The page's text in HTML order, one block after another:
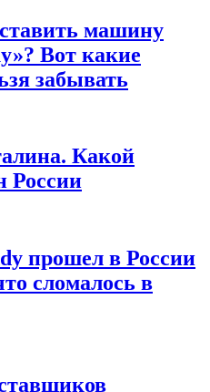
машину
Вот какие
забывать
Какой
России
прошел в России
сломалось в